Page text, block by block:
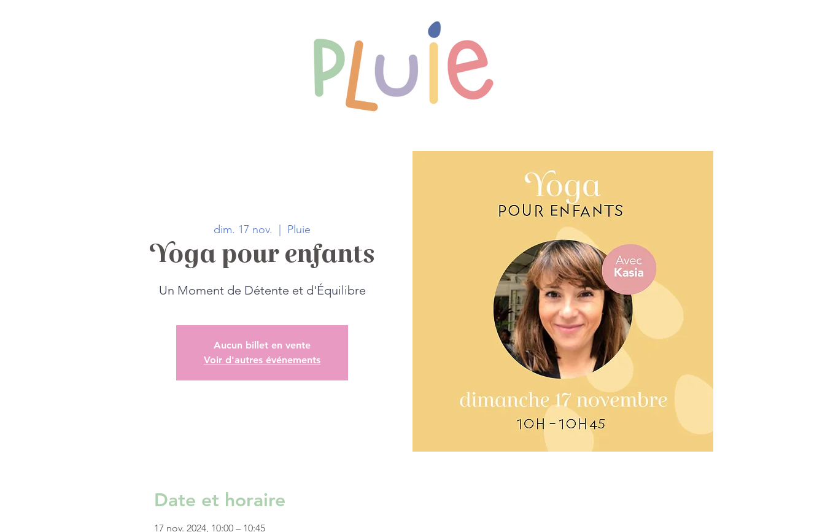
dim. 17 nov. Pluie
Yoga pour enfants
Un Moment de Détente et d'Équilibre
Aucun billet en vente
Voir d'autres événements
Date et horaire
17 nov. 2024, 10:00 – 10:45